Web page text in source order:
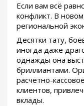
Если вам всё
конфликт. В
региональной
Десятки тату,
иногда даже
однажды она
бриллиантами.
расчетно-
клиентов,
вклады.